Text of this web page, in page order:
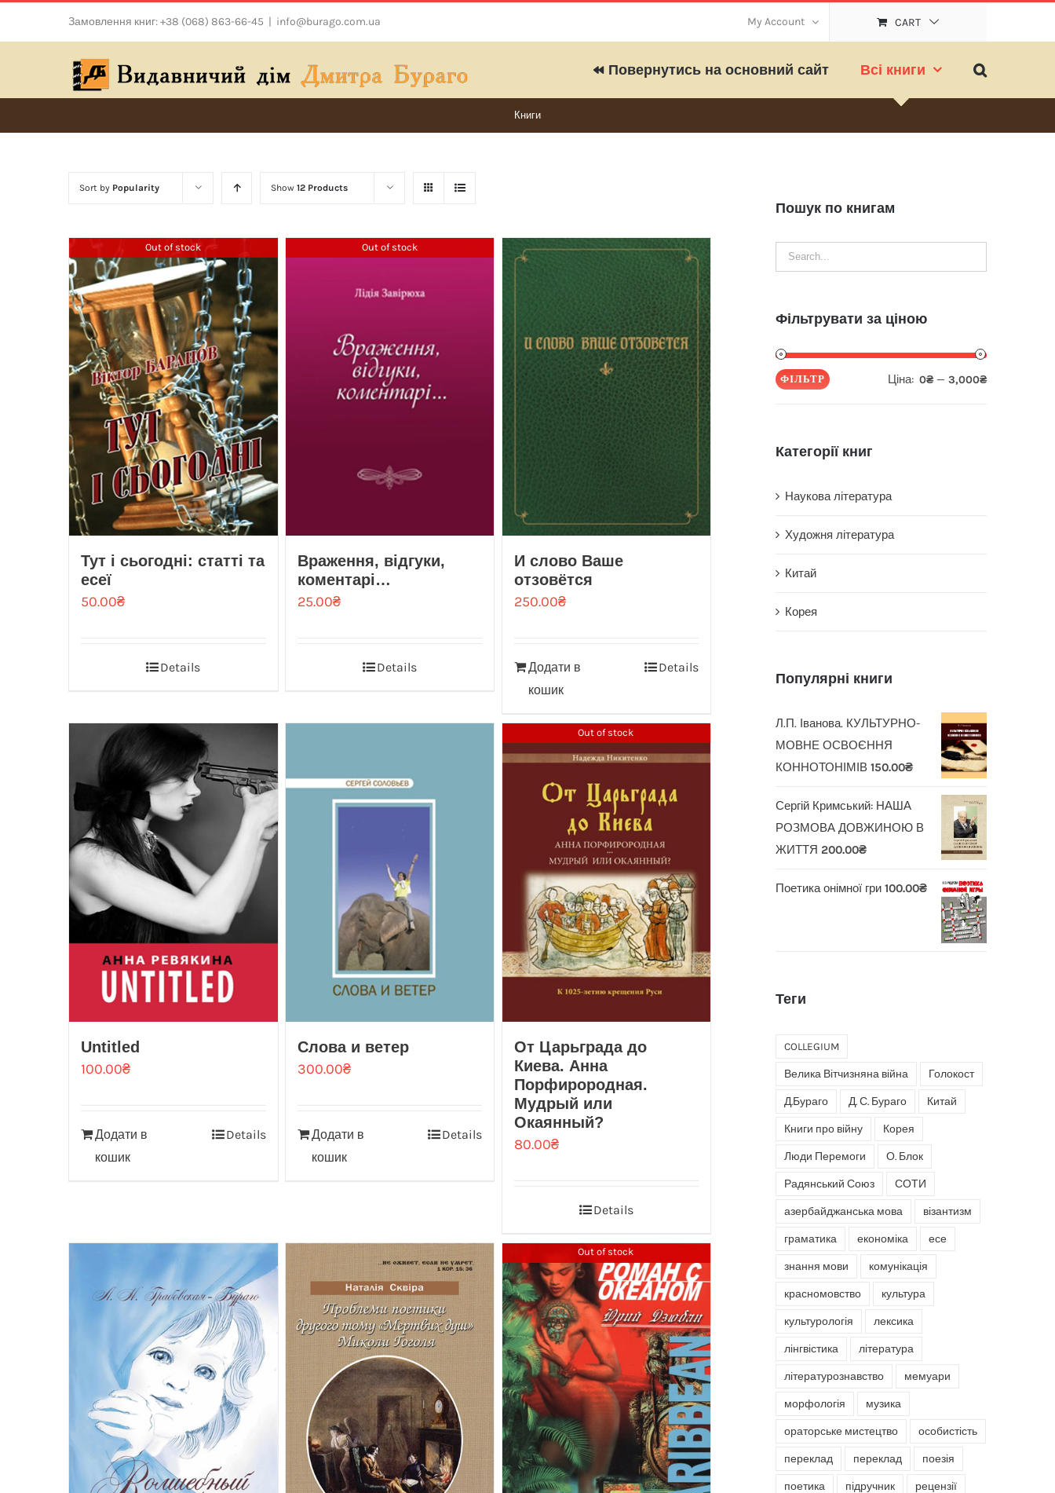
Замовлення книг: +38 (068) 863-66-45 | info@burago.com.ua My Account CART
Повернутись на основний сайт Всі книги
Книги
Sort by Popularity Show 12 Products
Out of stock
Тут і сьогодні: статті та
есеї
50.00₴
Details
Out of stock
Враження, вiдгуки,
коментарi…
25.00₴
Details
И слово Ваше
отзовётся
250.00₴
Додати в
кошик
Details
Untitled
100.00₴
Додати в
кошик
Details
Слова и ветер
300.00₴
Додати в
кошик
Details
Out of stock
От Царьграда до
Киева. Анна
Порфирородная.
Мудрый или
Окаянный?
80.00₴
Details
Out of stock
Пошук по книгам
Фільтрувати за ціною
Мінімальна
Найбільша
ФІЛЬТР Ціна: 0₴ — 3,000₴
Категорії книг
Наукова література
Художня література
Китай
Корея
Популярні книги
Л.П. Іванова. КУЛЬТУРНО-
МОВНЕ ОСВОЄННЯ
КОННОТОНІМІВ 150.00₴
Сергій Кримський: НАША
РОЗМОВА ДОВЖИНОЮ В
ЖИТТЯ 200.00₴
Поетика онімної гри 100.00₴
Теги
COLLEGIUM
Велика Вітчизняна війна Голокост
Д.Бураго Д. С. Бураго Китай
Книги про війну Корея
Люди Перемоги О. Блок
Радянський Союз СОТИ
азербайджанська мова візантизм
граматика економіка есе
знання мови комунікація
красномовство культура
культурологія лексика
лінгвістика література
літературознавство мемуари
морфологія музика
ораторське мистецтво особистість
переклад переклад поезія
поетика підручник рецензії